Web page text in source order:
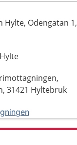
Hylte, Odengatan 1,
31421 Hyltebruk